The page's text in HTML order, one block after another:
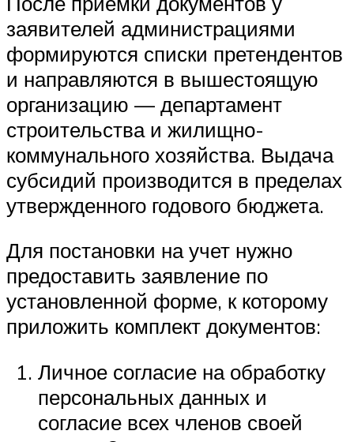
заявителей администрациями
формируются списки претендентов
и направляются в вышестоящую
организацию — департамент
строительства и жилищно-
коммунального хозяйства. Выдача
субсидий производится в пределах
утвержденного годового бюджета.
Для постановки на учет нужно
предоставить заявление по
установленной форме, к которому
приложить комплект документов:
Личное согласие на обработку
персональных данных и
согласие всех членов своей